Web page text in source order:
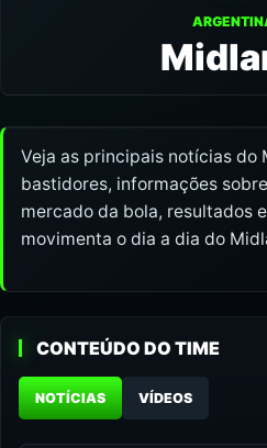
Veja as principais notícias do
bastidores, informações
mercado da bola, resultados
movimenta o dia a dia do
CONTEÚDO DO TIME
NOTÍCIAS VÍDEOS